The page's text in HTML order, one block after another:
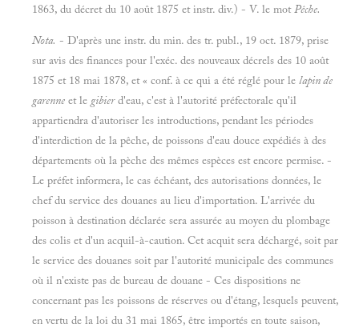
1863, du décret du 10 août 1875 et instr. div.) - V. le motPêche.
Nota. - D'après une instr. du min. des tr. publ., 19 oct. 1879, prise
sur avis des finances pour l'exéc. des nouveaux décrels des 10 août
1875 et 18 mai 1878, et « conf. à ce qui a été réglé pour le lapin de
garenne et le gibierd'eau, c'est à l'autorité préfectorale qu'il
appartiendra d'autoriser les introductions, pendant les périodes
d'interdiction de la pêche, de poissons d'eau douce expédiés à des
départements où la pèche des mêmes espèces est encore permise. -
Le préfet informera, le cas échéant, des autorisations données, le
chef du service des douanes au lieu d'importation. L'arrivée du
poisson à destination déclarée sera assurée au moyen du plombage
des colis et d'un acquil-à-caution. Cet acquit sera déchargé, soit par
le service des douanes soit par l'autorité municipale des communes
où il n'existe pas de bureau de douane - Ces dispositions ne
concernant pas les poissons de réserves ou d'étang, lesquels peuvent,
en vertu de la loi du 31 mai 1865, être importés en toute saison,